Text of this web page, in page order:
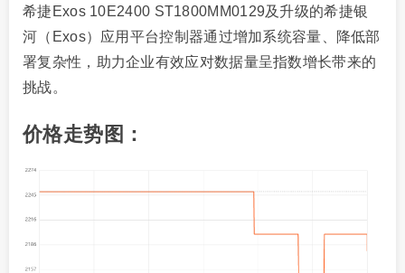
希捷Exos 10E2400 ST1800MM0129及升级的希捷银
河（Exos）应用平台控制器通过增加系统容量、降低部
署复杂性，助力企业有效应对数据量呈指数增长带来的
挑战。
价格走势图：